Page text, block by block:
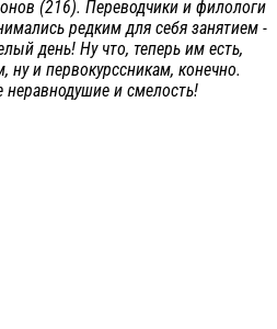
(216). Переводчики и филологи
редким для себя занятием -
день! Ну что, теперь им есть,
ну и первокурссникам, конечно.
неравнодушие и смелость!